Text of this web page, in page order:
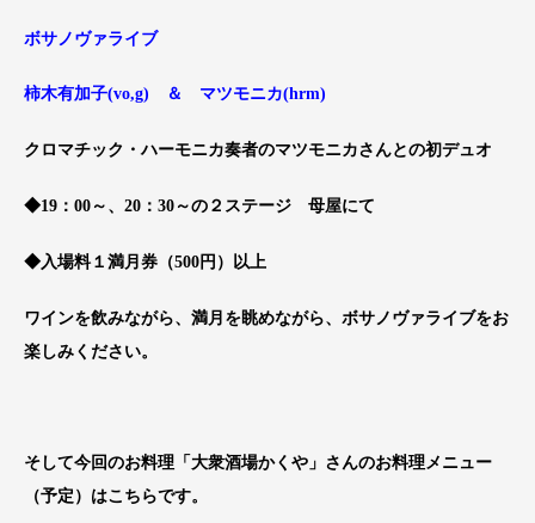
ボサノヴァライブ
柿木有加子(vo,g) ＆ マツモニカ(hrm)
クロマチック・ハーモニカ奏者のマツモニカさんとの初デュオ
◆19：00～、20：30～の２ステージ 母屋にて
◆入場料１満月券（500円）以上
ワインを飲みながら、満月を眺めながら、ボサノヴァライブをお
楽しみください。
そして今回のお料理「大衆酒場かくや」さんのお料理メニュー
（予定）はこちらです。